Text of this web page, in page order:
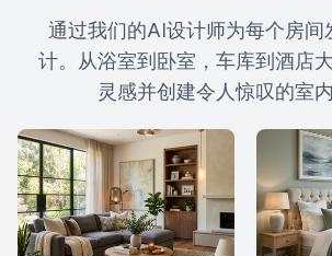
通过我们的AI设计师为每个房间
计。从浴室到卧室，车库到酒店
灵感并创建令人惊叹的室内